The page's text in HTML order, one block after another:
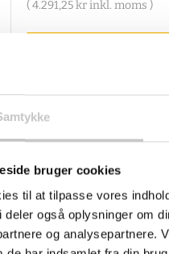
bruger cookies
til at tilpasse vores
deler også oplysninger om
og analysepartnere.
(4.291,25 krinkl. moms )